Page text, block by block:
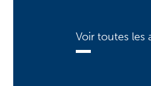
Voir toutes les